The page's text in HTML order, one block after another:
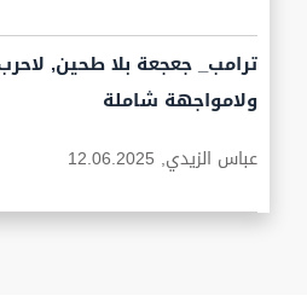
ترامب_ جعجعة بلا طحين,
ولامواجهة شاملة
عباس الزيدي, 12.06.2025